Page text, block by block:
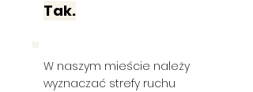
Tak.
W naszym mieście należy
wyznaczać strefy ruchu